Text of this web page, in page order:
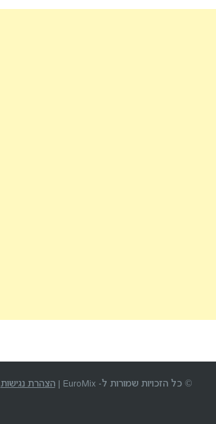
© כל הזכויות שמורות ל- EuroMix | הצהרת נגישות